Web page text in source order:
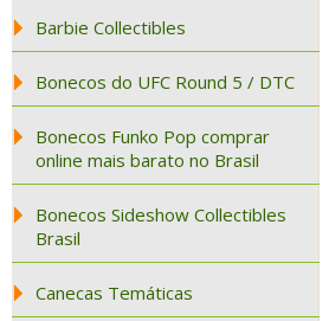
Barbie Collectibles
Bonecos do UFC Round 5 / DTC
Bonecos Funko Pop comprar
online mais barato no Brasil
Bonecos Sideshow Collectibles
Brasil
Canecas Temáticas